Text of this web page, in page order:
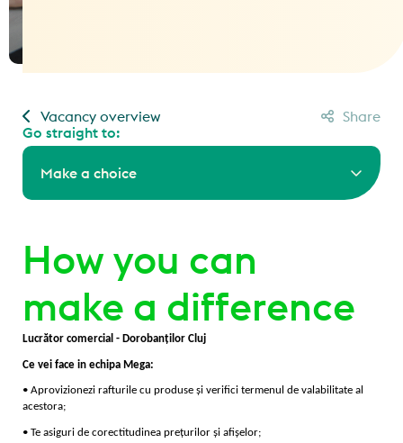
Go straight to:
Vacancy overview Share
Make a choice
How you can
make a difference
Lucrător comercial - Dorobanților Cluj
Ce vei face in echipa Mega:
• Aprovizionezi rafturile cu produse și verifici termenul de valabilitate al
acestora;
• Te asiguri de corectitudinea prețurilor și afișelor;